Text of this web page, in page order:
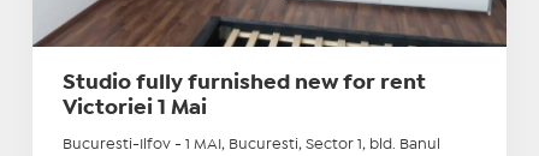
Studio fully furnished new for rent
Victoriei 1 Mai
Bucuresti-Ilfov - 1 MAI, Bucuresti, Sector 1, bld. Banul